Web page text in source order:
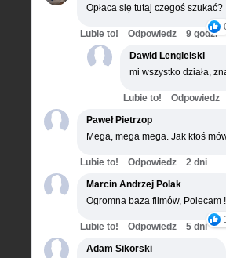
Opłaca się tutaj czegoś szukać?
Lubie to! Odpowiedz
9 godz.
Dawid Lengielski
mi wszystko działa,
Lubie to! Odpowiedz
Paweł Pietrzop
Mega, mega mega. Jak ktoś
Lubie to! Odpowiedz
2 dni
Marcin Andrzej Polak
Ogromna baza filmów, Polecam
Lubie to! Odpowiedz
5 dni
Adam Sikorski